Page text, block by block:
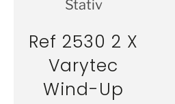
Ref 2530 2 X
Varytec
Wind-Up